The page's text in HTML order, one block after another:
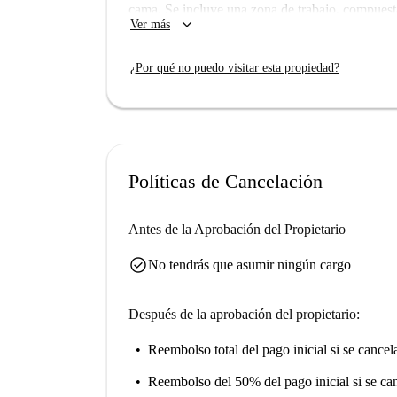
cama. Se incluye una zona de trabajo,
también dispone de espacio de
110 m² está idealmente situado, a tiro de
frigorífico, una cocina, una campana
necesaria. El baño tiene bañera, lavabo,
de la habitación incluye provisión para gastos:
Ver más keyboard_arrow_down
¿Por qué no puedo visitar esta propiedad?
Políticas de Cancelación
Antes de la Aprobación del Propietario
check_circleNo tendrás que asumir ningún cargo
Después de la aprobación del propietario:
Reembolso total del pago inicial si se
Reembolso del 50% del pago inicial si se